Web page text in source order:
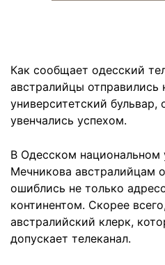
Как сообщает одесский
австралийцы отправились
университетский бульвар,
увенчались успехом.
В Одесском национальном
Мечникова австралийцам
ошиблись не только
континентом. Скорее
австралийский клерк,
допускает телеканал.